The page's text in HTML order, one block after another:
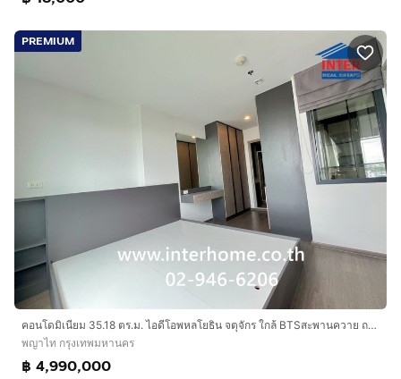
PREMIUM
คอนโดมิเนียม 35.18 ตร.ม. ไอดีโอพหลโยธิน จตุจักร ใกล้ BTSสะพานควาย ถนนพหลโยธิน เขตพญาไท กรุงเทพมหานคร
พญาไท กรุงเทพมหานคร
฿ 4,990,000